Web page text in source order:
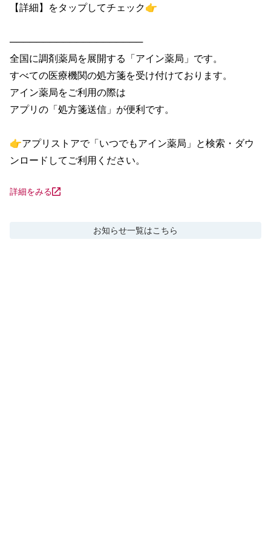
【詳細】をタップしてチェック👉
────────────────────
全国に調剤薬局を展開する「アイン薬局」です。
すべての医療機関の処方箋を受け付けております。
アイン薬局をご利用の際は
アプリの「処方箋送信」が便利です。
👉アプリストアで「いつでもアイン薬局」と検索・ダウ
ンロードしてご利用ください。
詳細をみる
お知らせ一覧はこちら